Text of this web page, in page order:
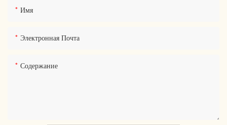
Имя
Электронная Почта
Содержание